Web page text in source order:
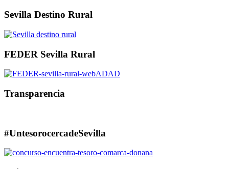
Sevilla Destino Rural
FEDER Sevilla Rural
Transparencia
#UntesorocercadeSevilla